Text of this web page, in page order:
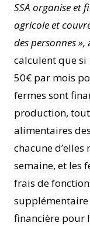
SSA organise et
agricole et
des personnes»,
calculent que si
50€ par mois
fermes sont
production,
alimentaires
chacune
semaine, et les
frais de
supplémentaire
financière pour